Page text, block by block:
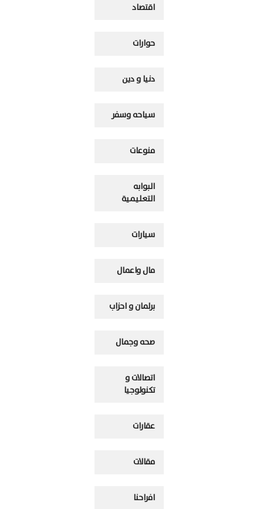
اقتصاد
حوارات
دنيا و دين
سياحه وسفر
منوعات
البوابه
التعليمية
سيارات
مال واعمال
برلمان و احزاب
صحه وجمال
اتصالات و
تكنولوجيا
عقارات
مقالات
افراحنا